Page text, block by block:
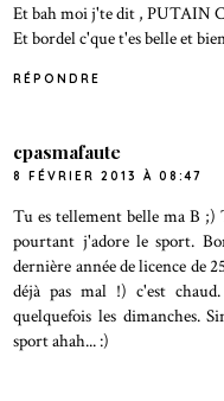
Et bah moi j'te dit , PUTAIN
Et bordel c'que t'es belle et
RÉPONDRE
cpasmafaute
8 FÉVRIER 2013 À 08:47
Tu es tellement belle ma B
pourtant j'adore le sport.
dernière année de licence de
déjà pas mal !) c'est
quelquefois les dimanches.
sport ahah... :)